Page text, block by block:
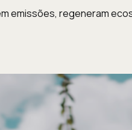
emissões, regeneram